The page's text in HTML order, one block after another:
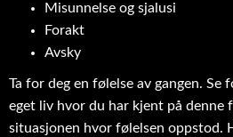
Misunnelse og sjalusi
Forakt
Avsky
Ta for deg en følelse av gangen. Se
eget liv hvor du har kjent på denne
situasjonen hvor følelsen oppstod.